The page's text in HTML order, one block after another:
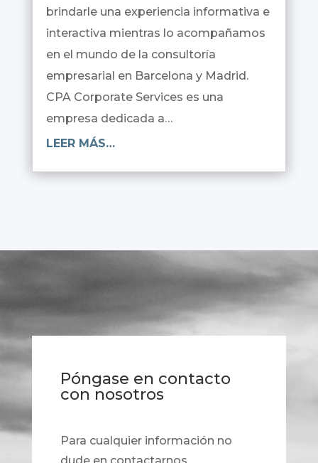
brindarle una experiencia informativa e
interactiva mientras lo acompañamos
en el mundo de la consultoría
empresarial en Barcelona y Madrid.
CPA Corporate Services es una
empresa dedicada a…
LEER MÁS…
Póngase en contacto
con nosotros
Para cualquier información no